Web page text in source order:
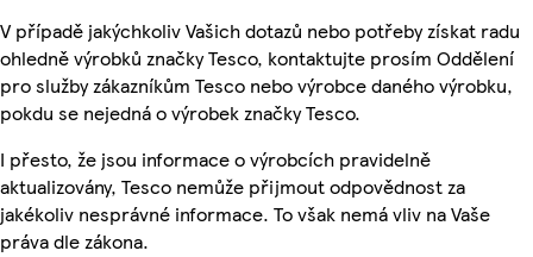
V případě jakýchkoliv Vašich dotazů nebo potřeby získat radu
ohledně výrobků značky Tesco, kontaktujte prosím Oddělení
pro služby zákazníkům Tesco nebo výrobce daného výrobku,
pokdu se nejedná o výrobek značky Tesco.
I přesto, že jsou informace o výrobcích pravidelně
aktualizovány, Tesco nemůže přijmout odpovědnost za
jakékoliv nesprávné informace. To však nemá vliv na Vaše
práva dle zákona.